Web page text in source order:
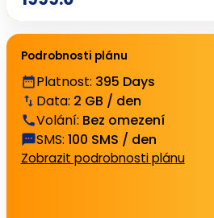
Podrobnosti plánu
Platnost: 395 Days
Data: 2 GB / den
Volání: Bez omezení
SMS: 100 SMS / den
Zobrazit podrobnosti plánu